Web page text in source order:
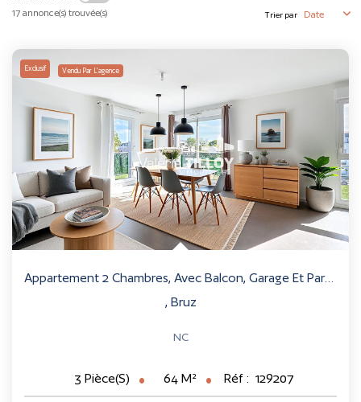
Nos Outils
CONTACT
ESTIMER
17 annonce(s) trouvée(s) Trier par
Exclusif Vendu Par L'agence
Appartement 2 Chambres, Avec Balcon, Garage Et Parking,...
, Bruz
NC
3 Pièce(s) 64 M² Réf : 129207